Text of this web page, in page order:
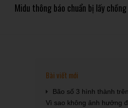
Midu thông báo chuẩn bị lấy chồng
Bài viết mới
Bão số 3 hình thành
Vì sao không ảnh hưởng